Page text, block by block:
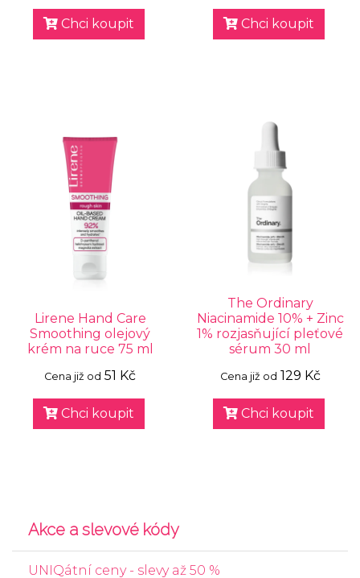
Chci koupit Chci koupit
Lirene Hand Care
Smoothing olejový
krém na ruce 75 ml
Cena již od 51 Kč
Chci koupit
The Ordinary
Niacinamide 10% + Zinc
1% rozjasňující pleťové
sérum 30 ml
Cena již od 129 Kč
Chci koupit
Akce a slevové kódy
UNIQátní ceny - slevy až 50 %